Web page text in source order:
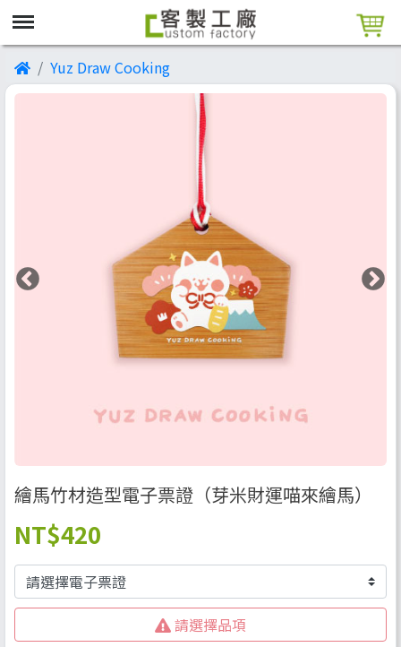
Yuz Draw Cooking
繪馬竹材造型電子票證（芽米財運喵來繪馬）
NT$420
請選擇品項